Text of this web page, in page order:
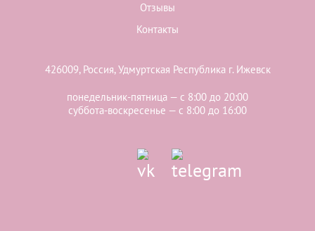
Отзывы
Контакты
426009, Россия, Удмуртская Республика г. Ижевск
понедельник-пятница — с 8:00 до 20:00
суббота-воскресенье — с 8:00 до 16:00